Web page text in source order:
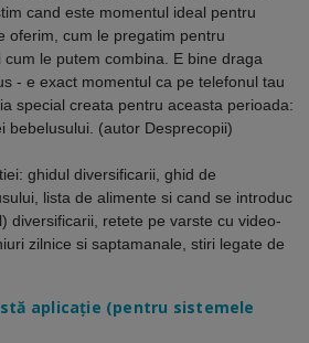
cand este momentul ideal pentru
oferim, cum le pregatim pentru
le putem combina. E bine draga
- e exact momentul ca pe telefonul tau
special creata pentru aceasta perioada:
bebelusului. (autor Desprecopii)
ghidul diversificarii, ghid de
lista de alimente si cand se introduc
diversificarii, retete pe varste cu video-
zilnice si saptamanale, stiri legate de
aplicație (pentru sistemele